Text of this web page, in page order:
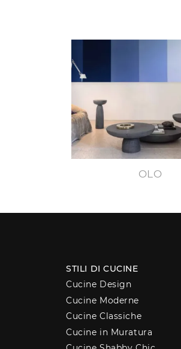
OLO
STILI DI CUCINE
Cucine Design
Cucine Moderne
Cucine Classiche
Cucine in Muratura